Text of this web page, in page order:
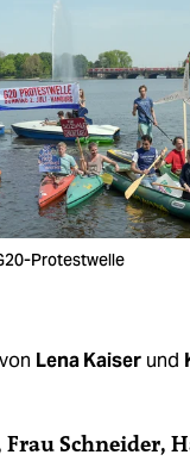
Protestwelle
Lena Kaiser und
Frau Schneider,